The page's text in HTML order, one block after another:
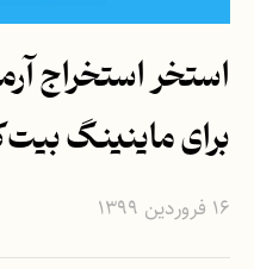
استخر استخراج
برای ماینینگ
۱۶ فروردین ۱۳۹۹